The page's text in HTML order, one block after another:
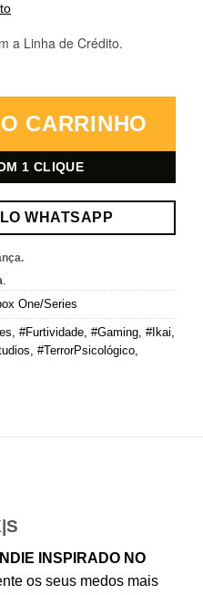
a Linha de Crédito.
CARRINHO
1 CLIQUE
WHATSAPP
One/Series
#Furtividade #Gaming #Ikai
#TerrorPsicológico
INSPIRADO NO
os seus medos mais